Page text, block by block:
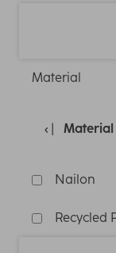
Material
Material
Nailon
Recycled